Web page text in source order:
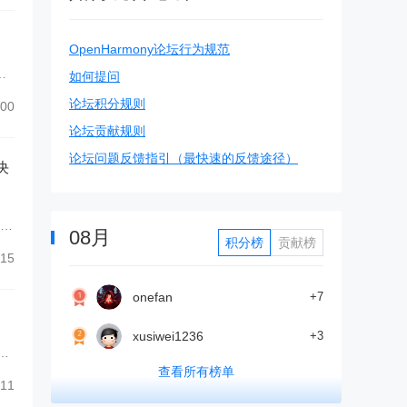
OpenHarmony论坛行为规范
如何提问
论坛积分规则
论坛贡献规则
论坛问题反馈指引（最快速的反馈途径）
08月 积分榜 贡献榜
onefan +7
xusiwei1236 +3
查看所有榜单